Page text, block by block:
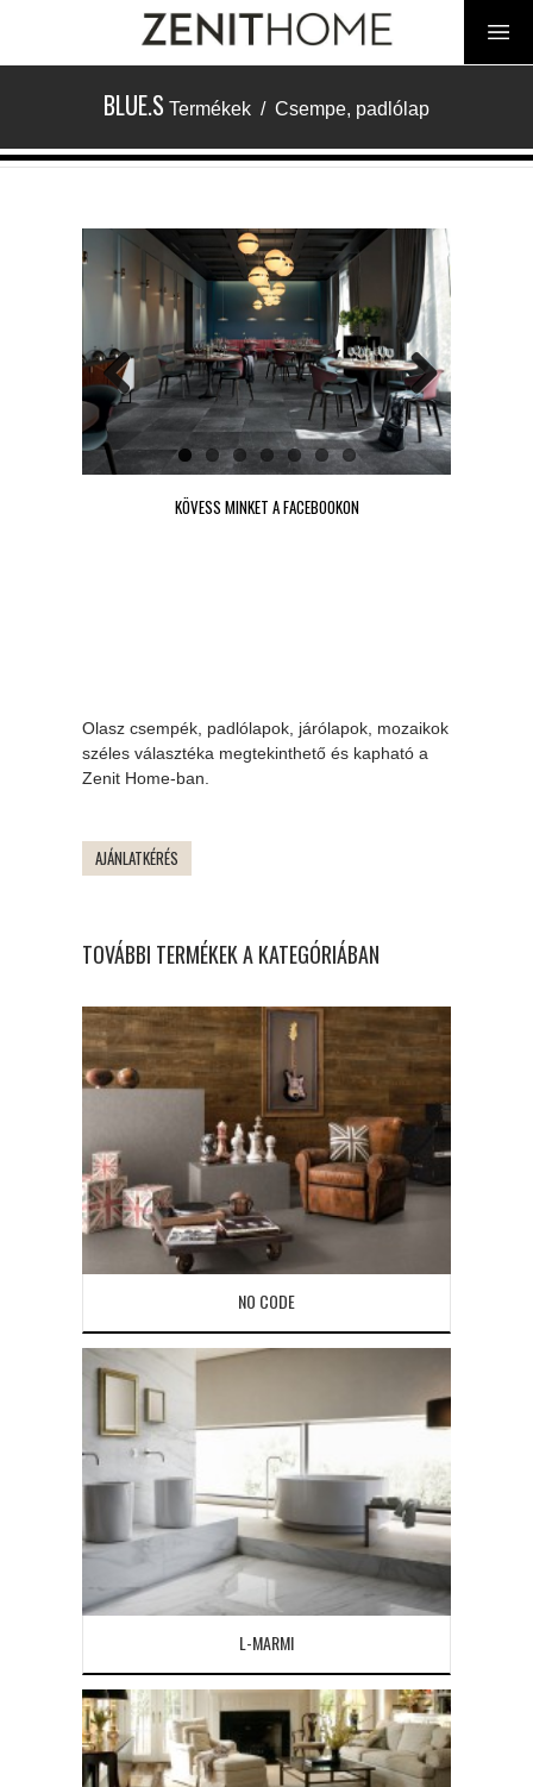
BLUE.S Termékek / Csempe, padlólap
Previous Next
KÖVESS MINKET A FACEBOOKON
Olasz csempék, padlólapok, járólapok, mozaikok
széles választéka megtekinthető és kapható a
Zenit Home-ban.
AJÁNLATKÉRÉS
TOVÁBBI TERMÉKEK A KATEGÓRIÁBAN
NO CODE
L-MARMI